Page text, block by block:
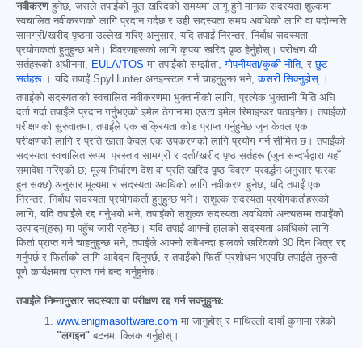
नवीकरणहुनेछ, जसले तपाईंको मूल खरिदको समयमा लागू हुने मानक सदस्यता शुल्कमा
स्वचालित नवीकरणको लागि प्रदान गर्दछ र उही सदस्यता समय अवधिको लागि वा पदोन्नति
सामग्री/खरीद पृष्ठमा उल्लेख गरिए अनुसार, यदि तपाईं निरन्तर, निर्बाध सदस्यता
प्रयोगकर्ता हुनुहुन्छ भने। विवरणहरूको लागि कृपया खरिद पृष्ठ हेर्नुहोस्। परीक्षण यी
सर्तहरूको अधीनमा, EULA/TOS मा तपाईंको सम्झौता,गोपनीयता/कुकी नीति, रछुट
सर्तहरू। यदि तपाईं SpyHunter अनइन्स्टल गर्न चाहनुहुन्छ भने,कसरी सिक्नुहोस् ।
तपाईंको सदस्यताको स्वचालित नवीकरणमा भुक्तानीको लागि, प्रत्येक भुक्तानी मिति अघि
दर्ता गर्दा तपाईंले प्रदान गर्नुभएको इमेल ठेगानामा एउटा इमेल रिमाइन्डर पठाइनेछ। तपाईंको
परीक्षणको सुरुवातमा, तपाईंले एक सक्रियता कोड प्राप्त गर्नुहुनेछ जुन केवल एक
परीक्षणको लागि र प्रति खाता केवल एक उपकरणको लागि प्रयोग गर्न सीमित छ। तपाईंको
सदस्यता स्वचालित रूपमा प्रस्ताव सामग्री र दर्ता/खरीद पृष्ठ सर्तहरू (जुन सन्दर्भद्वारा यहाँ
समावेश गरिएको छ; मूल्य निर्धारण देश वा प्रति खरिद पृष्ठ विवरण प्रवर्द्धन अनुसार फरक
हुन सक्छ) अनुसार मूल्यमा र सदस्यता अवधिको लागि नवीकरण हुनेछ, यदि तपाईं एक
निरन्तर, निर्बाध सदस्यता प्रयोगकर्ता हुनुहुन्छ भने। सशुल्क सदस्यता प्रयोगकर्ताहरूको
लागि, यदि तपाईंले रद्द गर्नुभयो भने, तपाईंको सशुल्क सदस्यता अवधिको अन्त्यसम्म तपाईंको
उत्पादन(हरू) मा पहुँच जारी रहनेछ। यदि तपाईं आफ्नो हालको सदस्यता अवधिको लागि
फिर्ता प्राप्त गर्न चाहनुहुन्छ भने, तपाईंले आफ्नो सबैभन्दा हालको खरिदको 30 दिन भित्र रद्द
गर्नुपर्छ र फिर्ताको लागि आवेदन दिनुपर्छ, र तपाईंको फिर्ती प्रशोधन भएपछि तपाईंले तुरुन्तै
पूर्ण कार्यक्षमता प्राप्त गर्न बन्द गर्नुहुनेछ।
तपाईंले निम्नानुसार सदस्यता वा परीक्षण रद्द गर्न सक्नुहुन्छ:
www.enigmasoftware.com मा जानुहोस् र माथिल्लो दायाँ कुनामा रहेको
"लगइन" बटनमा क्लिक गर्नुहोस्।